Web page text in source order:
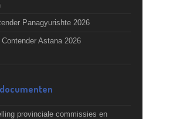
Panagyurishte 2026
Astana 2026
provinciale commissies en